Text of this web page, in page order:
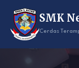
content
SMK
Cerdas